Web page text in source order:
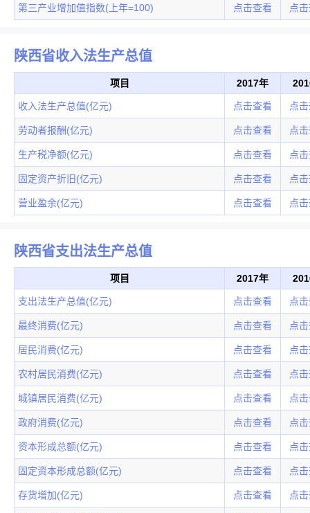
第三产业增加值指数(上年=100) 点击查看 点
陕西省收入法生产总值
项目 2017年
收入法生产总值(亿元) 点击查看 点
劳动者报酬(亿元) 点击查看 点
生产税净额(亿元) 点击查看 点
固定资产折旧(亿元) 点击查看 点
营业盈余(亿元) 点击查看 点
陕西省支出法生产总值
项目 2017年
支出法生产总值(亿元) 点击查看 点
最终消费(亿元) 点击查看 点
居民消费(亿元) 点击查看 点
农村居民消费(亿元) 点击查看 点
城镇居民消费(亿元) 点击查看 点
政府消费(亿元) 点击查看 点
资本形成总额(亿元) 点击查看 点
固定资本形成总额(亿元) 点击查看 点
存货增加(亿元) 点击查看 点